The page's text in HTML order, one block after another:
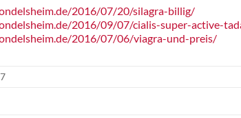
2016/07/20/silagra-billig/
2016/09/07/cialis-super-active-
2016/07/06/viagra-und-preis/